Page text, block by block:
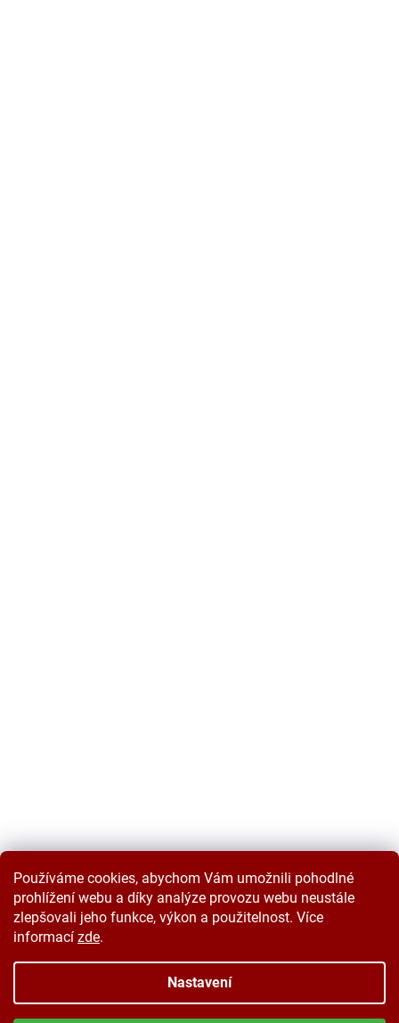
Používáme cookies, abychom Vám umožnili pohodlné
prohlížení webu a díky analýze provozu webu neustále
zlepšovali jeho funkce, výkon a použitelnost. Více
informací zde.
Nastavení